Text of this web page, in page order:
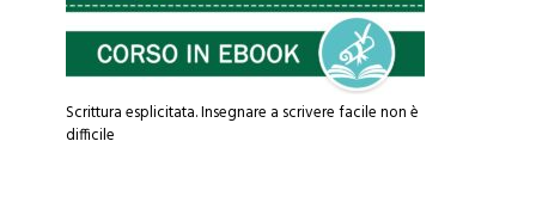
Scrittura esplicitata. Insegnare a scrivere facile non è
difficile